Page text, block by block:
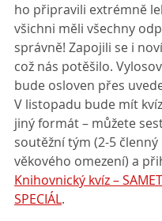
ho připravili extrémně
všichni měli všechny
správně! Zapojili se i
což nás potěšilo.
bude osloven přes
V listopadu bude mít
jiný formát – můžete
soutěžní tým (2-5 členný
věkového omezení) a
Knihovnický kvíz –
SPECIÁL.